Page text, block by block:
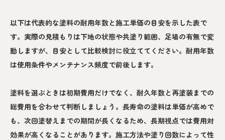
以下は代表的な塗料の耐用年数と施工単価の目安を示した表で
す。実際の見積もりは下地の状態や共塗り範囲、足場の有無で変
動しますが、目安として比較検討に役立ててください。耐用年数
は使用条件やメンテナンス頻度で前後します。
塗料を選ぶときは初期費用だけでなく、耐久年数と再塗装までの
総費用を合わせて判断しましょう。長寿命の塗料は単価が高めで
も、次回塗替えまでの期間が長くなるため、長期視点では費用対
効果が高くなることがあります。施工方法や塗り回数によって性